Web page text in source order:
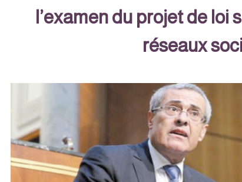
l’examen du projet de loi
réseaux